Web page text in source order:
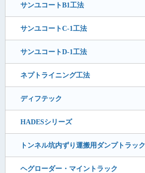
サンユコートB1工法
サンユコートC-1工法
サンユコートD-1工法
ネプトライニング工法
ディフテック
HADESシリーズ
トンネル坑内ずり運搬用ダンプトラック
ヘグローダー・マイントラック